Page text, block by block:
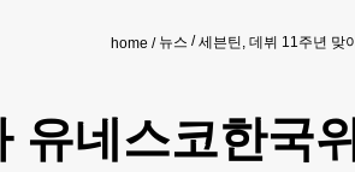
home 뉴스 세븐틴, 데뷔 11주년 맞
유네스코한국